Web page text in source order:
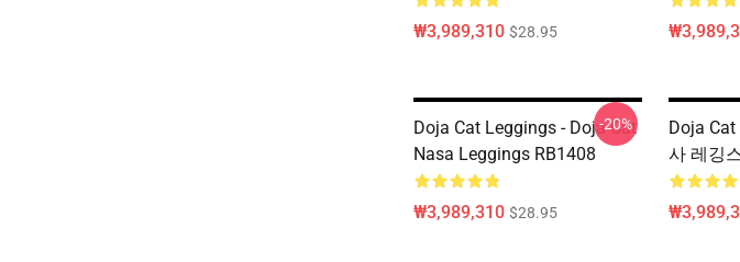
₩3,989,310 $28.95
Doja Cat Leggings - Doja Cat
Nasa Leggings RB1408
₩3,989,310 $28.95
-20%
Doja
사 레깅